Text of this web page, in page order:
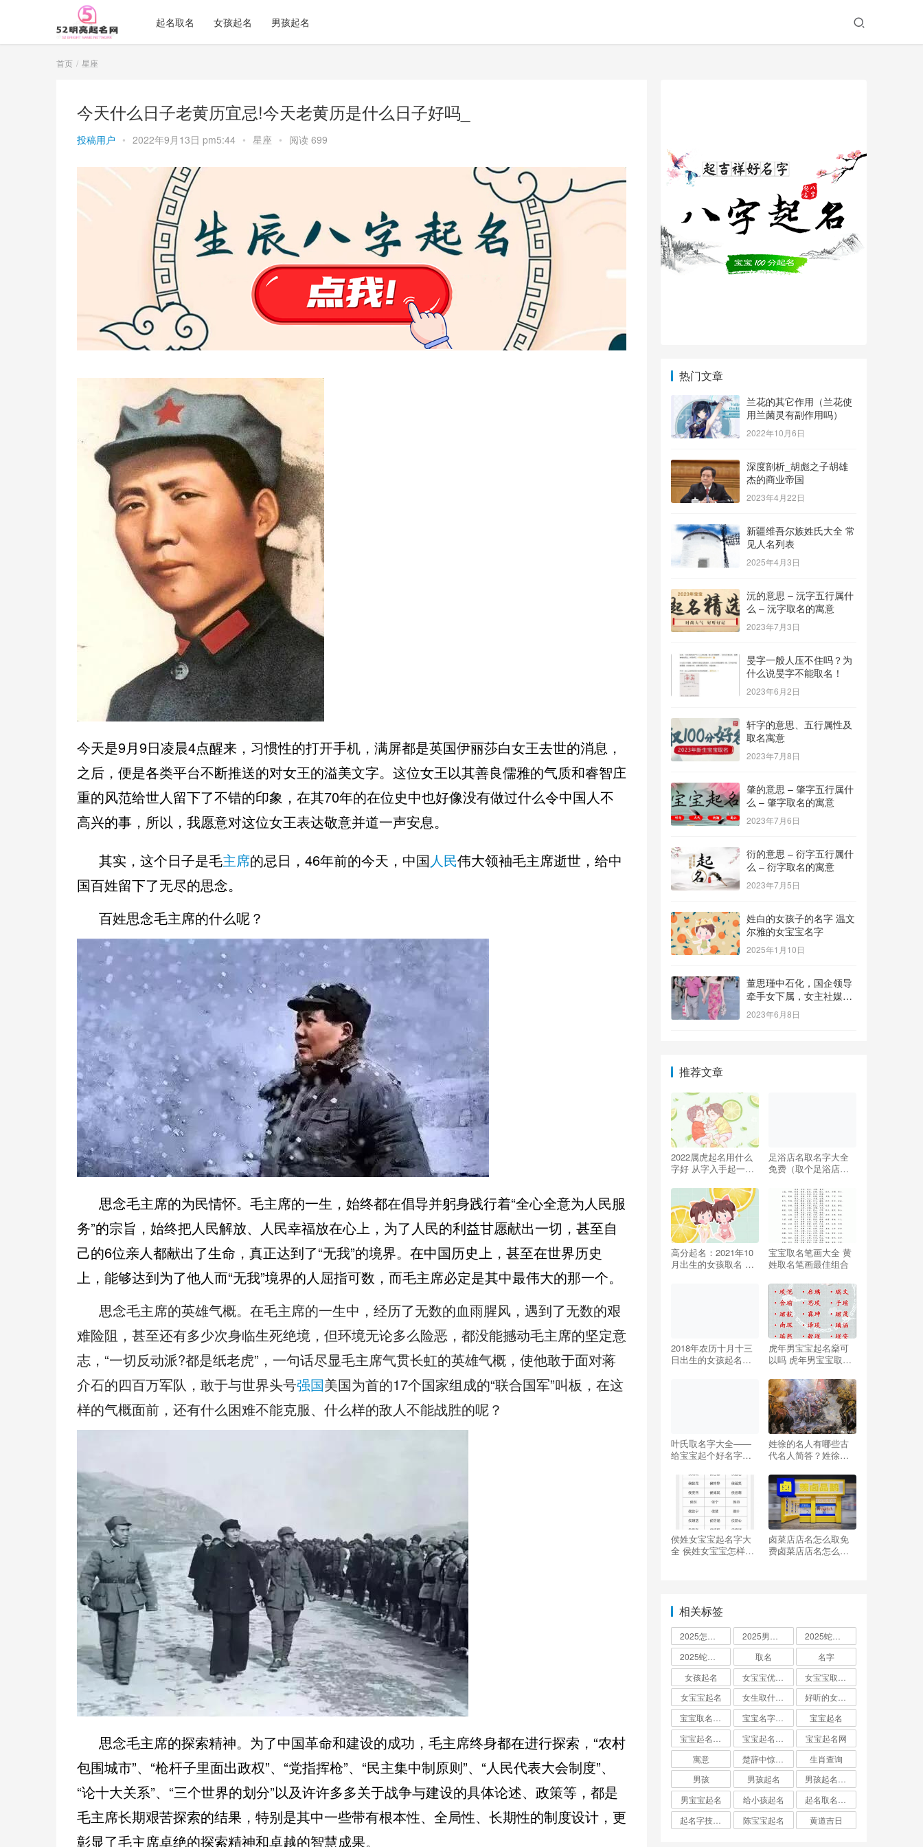
起名取名 女孩起名 男孩起名
首页 星座
今天什么日子老黄历宜忌!今天老黄历是什么日子好吗_
投稿用户 • 2022年9月13日 pm5:44 • 星座 • 阅读 699
今天是9月9日凌晨4点醒来，习惯性的打开手机，满屏都是英国伊丽莎白女王去世的消息，
之后，便是各类平台不断推送的对女王的溢美文字。这位女王以其善良儒雅的气质和睿智庄
重的风范给世人留下了不错的印象，在其70年的在位史中也好像没有做过什么令中国人不
高兴的事，所以，我愿意对这位女王表达敬意并道一声安息。
其实，这个日子是毛主席的忌日，46年前的今天，中国 人民伟大领袖毛主席逝世，给中
国百姓留下了无尽的思念。
百姓思念毛主席的什么呢？
思念毛主席的为民情怀。毛主席的一生，始终都在倡导并躬身践行着“全心全意为人民服
务”的宗旨，始终把人民解放、人民幸福放在心上，为了人民的利益甘愿献出一切，甚至自
己的6位亲人都献出了生命，真正达到了“无我”的境界。在中国历史上，甚至在世界历史
上，能够达到为了他人而“无我”境界的人屈指可数，而毛主席必定是其中最伟大的那一个。
思念毛主席的英雄气概。在毛主席的一生中，经历了无数的血雨腥风，遇到了无数的艰
难险阻，甚至还有多少次身临生死绝境，但环境无论多么险恶，都没能撼动毛主席的坚定意
志，“一切反动派?都是纸老虎”，一句话尽显毛主席气贯长虹的英雄气概，使他敢于面对蒋
介石的四百万军队，敢于与世界头号强国美国为首的17个国家组成的“联合国军”叫板，在这
样的气概面前，还有什么困难不能克服、什么样的敌人不能战胜的呢？
思念毛主席的探索精神。为了中国革命和建设的成功，毛主席终身都在进行探索，“农村
包围城市”、“枪杆子里面出政权”、“党指挥枪”、“民主集中制原则”、“人民代表大会制度”、
“论十大关系”、“三个世界的划分”以及许许多多关于战争与建设的具体论述、政策等，都是
毛主席长期艰苦探索的结果，特别是其中一些带有根本性、全局性、长期性的制度设计，更
彰显了毛主席卓绝的探索精神和卓越的智慧成果。
热门文章
兰花的其它作用（兰花使
用兰菌灵有副作用吗）
2022年10月6日
深度剖析_胡彪之子胡雄
杰的商业帝国
2023年4月22日
新疆维吾尔族姓氏大全 常
见人名列表
2025年4月3日
沅的意思 – 沅字五行属什
么 – 沅字取名的寓意
2023年7月3日
旻字一般人压不住吗？为
什么说旻字不能取名！
2023年6月2日
轩字的意思、五行属性及
取名寓意
2023年7月8日
肇的意思 – 肇字五行属什
么 – 肇字取名的寓意
2023年7月6日
衍的意思 – 衍字五行属什
么 – 衍字取名的寓意
2023年7月5日
姓白的女孩子的名字 温文
尔雅的女宝宝名字
2025年1月10日
董思瑾中石化，国企领导
牵手女下属，女主社媒晒
钻戒，奢侈品众多还要买
保险箱
2023年6月8日
推荐文章
2022属虎起名用什么
字好 从字入手起一个
足浴店名取名字大全
免费（取个足浴店名
高分起名：2021年10
月出生的女孩取名 寓
宝宝取名笔画大全 黄
姓取名笔画最佳组合
2018年农历十月十三
日出生的女孩起名，
虎年男宝宝起名燊可
以吗 虎年男宝宝取什
叶氏取名字大全——
给宝宝起个好名字的
姓徐的名人有哪些古
代名人简答？姓徐的
侯姓女宝宝起名字大
全 侯姓女宝宝怎样取
卤菜店店名怎么取免
费卤菜店店名怎么取
相关标签
取名
名字
女孩起名
女宝宝起名
宝宝起名
宝宝起名网
寓意
生肖查询
男孩
男孩起名
男宝宝起名
给小孩起名
陈宝宝起名 黄道吉日